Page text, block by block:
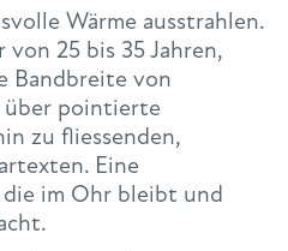
Wärme ausstrahlen.
25 bis 35 Jahren,
Bandbreite von
über pointierte
zu fliessenden,
Eine
im Ohr bleibt und